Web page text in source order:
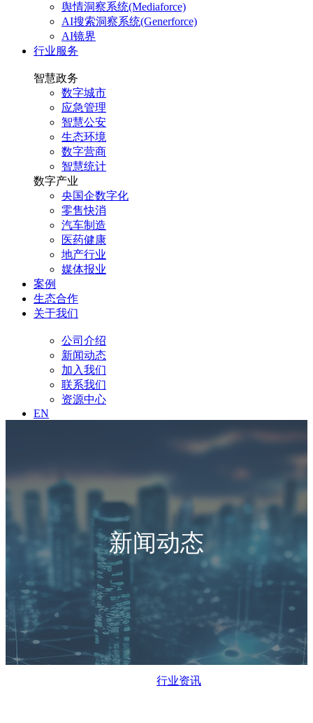
舆情洞察系统(Mediaforce)
AI搜索洞察系统(Generforce)
AI镜界
行业服务
智慧政务
数字城市
应急管理
智慧公安
生态环境
数字营商
智慧统计
数字产业
央国企数字化
零售快消
汽车制造
医药健康
地产行业
媒体报业
案例
生态合作
关于我们
公司介绍
新闻动态
加入我们
联系我们
资源中心
EN
新闻动态
行业资讯